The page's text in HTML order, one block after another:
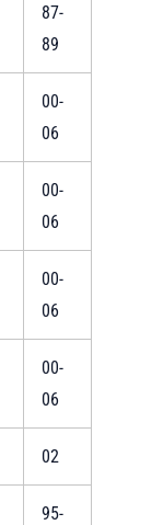
87-
89
00-
06
00-
06
00-
06
00-
06
02
95-